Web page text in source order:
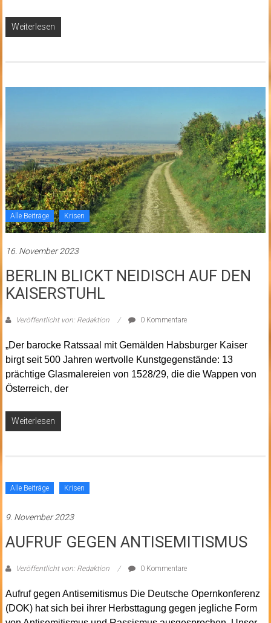
Weiterlesen
Alle Beiträge Krisen
16. November 2023
BERLIN BLICKT NEIDISCH AUF DEN
KAISERSTUHL
Veröffentlicht von: Redaktion 0 Kommentare
„Der barocke Ratssaal mit Gemälden Habsburger Kaiser
birgt seit 500 Jahren wertvolle Kunstgegenstände: 13
prächtige Glasmalereien von 1528/29, die die Wappen von
Österreich, der
Weiterlesen
Alle Beiträge Krisen
9. November 2023
AUFRUF GEGEN ANTISEMITISMUS
Veröffentlicht von: Redaktion 0 Kommentare
Aufruf gegen Antisemitismus Die Deutsche Opernkonferenz
(DOK) hat sich bei ihrer Herbsttagung gegen jegliche Form